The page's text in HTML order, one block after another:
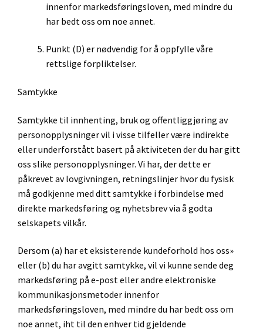
innenfor markedsføringsloven, med mindre du
har bedt oss om noe annet.
Punkt (D) er nødvendig for å oppfylle våre
rettslige forpliktelser.
Samtykke
Samtykke til innhenting, bruk og offentliggjøring av
personopplysninger vil i visse tilfeller være indirekte
eller underforstått basert på aktiviteten der du har gitt
oss slike personopplysninger. Vi har, der dette er
påkrevet av lovgivningen, retningslinjer hvor du fysisk
må godkjenne med ditt samtykke i forbindelse med
direkte markedsføring og nyhetsbrev via å godta
selskapets vilkår.
Dersom (a) har et eksisterende kundeforhold hos oss»
eller (b) du har avgitt samtykke, vil vi kunne sende deg
markedsføring på e-post eller andre elektroniske
kommunikasjonsmetoder innenfor
markedsføringsloven, med mindre du har bedt oss om
noe annet, iht til den enhver tid gjeldende